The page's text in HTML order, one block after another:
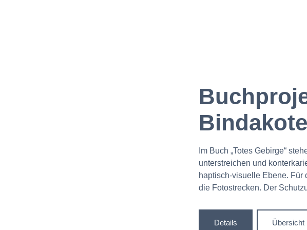
Im Buch „Totes Gebirge“
unterstreichen und
haptisch-visuelle Ebene. Für
die Fotostrecken. Der
Details Übersicht